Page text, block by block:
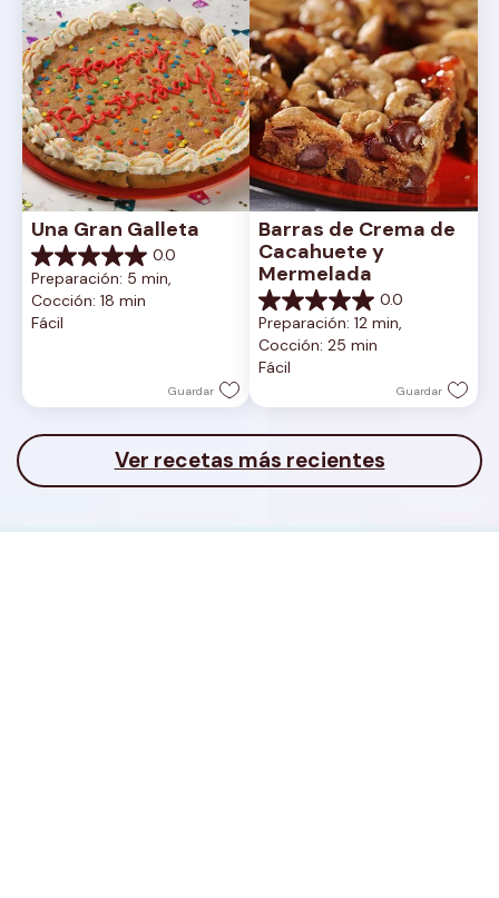
Una Gran Galleta
0.0
0.0
de
5
estrellas.
Preparación: 5 min,
Cocción: 18 min
Fácil
Guardar
Barras de Crema de
Cacahuete y
Mermelada
0.0
0.0
de
5
estrellas.
Preparación: 12 min,
Cocción: 25 min
Fácil
Guardar
Ver recetas más recientes